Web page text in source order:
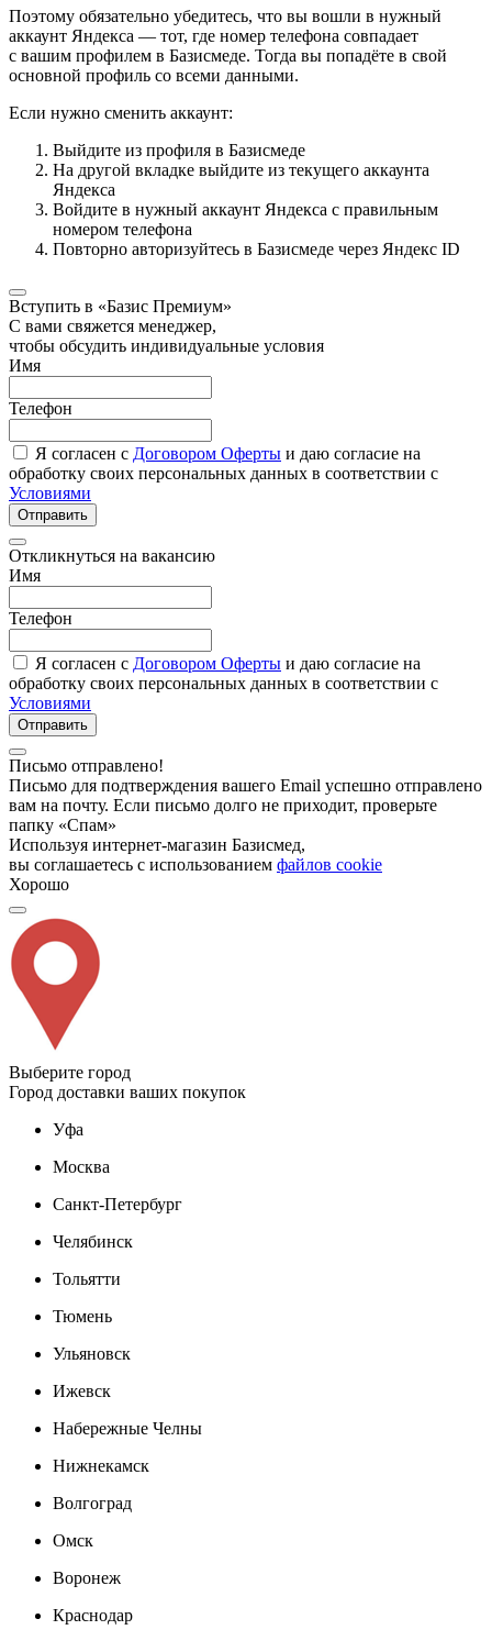
Поэтому обязательно убедитесь, что вы вошли в нужный
аккаунт Яндекса — тот, где номер телефона совпадает
с вашим профилем в Базисмеде. Тогда вы попадёте в свой
основной профиль со всеми данными.
Если нужно сменить аккаунт:
Выйдите из профиля в Базисмеде
На другой вкладке выйдите из текущего аккаунта
Яндекса
Войдите в нужный аккаунт Яндекса с правильным
номером телефона
Повторно авторизуйтесь в Базисмеде через Яндекс ID
Вступить в «Базис Премиум»
С вами свяжется менеджер,
чтобы обсудить индивидуальные условия
Имя
Телефон
Я согласен с Договором Оферты и даю согласие на
обработку своих персональных данных в соответствии с
Условиями
Отправить
Откликнуться на вакансию
Имя
Телефон
Я согласен с Договором Оферты и даю согласие на
обработку своих персональных данных в соответствии с
Условиями
Отправить
Письмо отправлено!
Письмо для подтверждения вашего Email успешно отправлено
вам на почту. Если письмо долго не приходит, проверьте
папку «Спам»
Используя интернет-магазин Базисмед,
вы соглашаетесь с использованием файлов cookie
Хорошо
Выберите город
Город доставки ваших покупок
Уфа
Москва
Санкт-Петербург
Челябинск
Тольятти
Тюмень
Ульяновск
Ижевск
Набережные Челны
Нижнекамск
Волгоград
Омск
Воронеж
Краснодар